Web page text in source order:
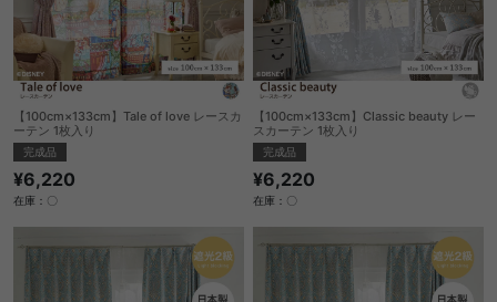
【100cm×133cm】Tale of love レースカ
ーテン 1枚入り
完成品
¥6,220
在庫：〇
【100cm×133cm】Classic beauty レー
スカーテン 1枚入り
完成品
¥6,220
在庫：〇